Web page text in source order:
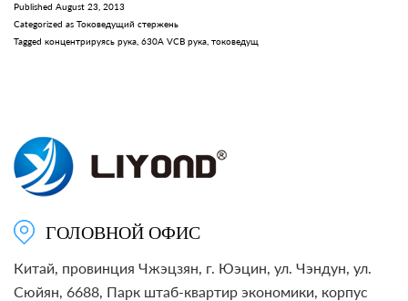
токоведущий
стержень
Published August 23, 2013
Categorized as Токоведущий стержень
Tagged концентрируясь рука 630A VCB рука токоведущ
ГОЛОВНОЙ ОФИС
Китай, провинция Чжэцзян, г. Юэцин, ул. Чэндун, ул.
Сюйян, 6688, Парк штаб-квартир экономики, корпус